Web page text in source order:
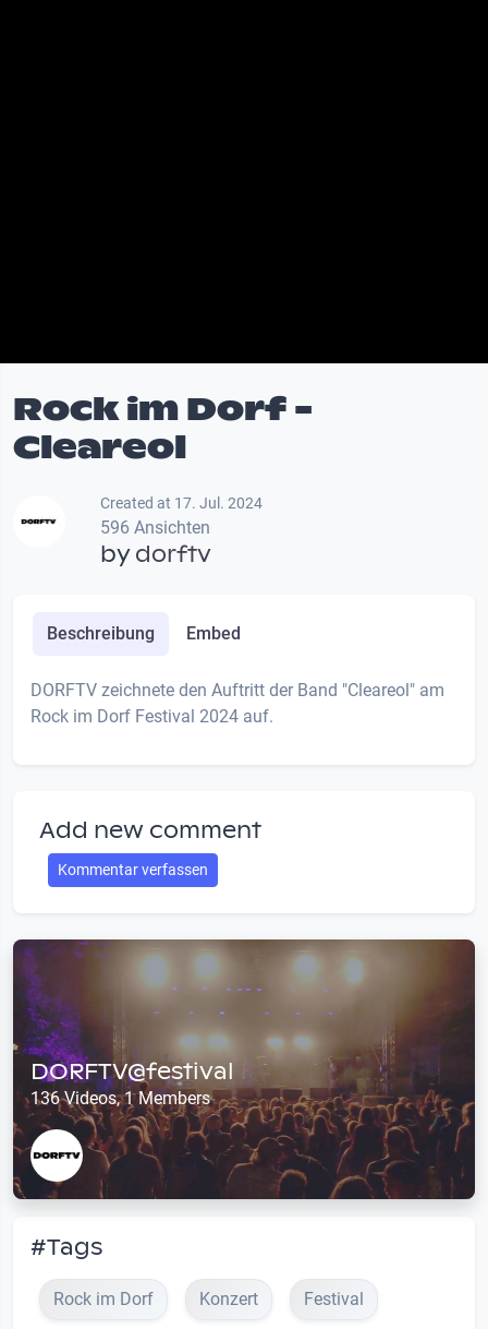
Rock im Dorf -
Cleareol
Created at 17. Jul. 2024
596 Ansichten
bydorftv
Beschreibung Embed
DORFTV zeichnete den Auftritt der Band "Cleareol" am
Rock im Dorf Festival 2024 auf.
Add new comment
Kommentar verfassen
DORFTV@festival
136 Videos, 1 Members
#Tags
Rock im Dorf Konzert Festival